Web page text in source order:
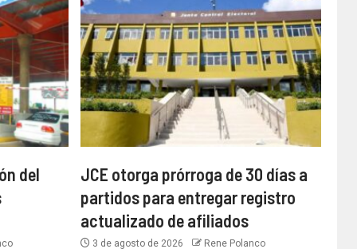
del
JCE otorga prórroga de 30 días a
partidos para entregar registro
actualizado de afiliados
3 de agosto de 2026 Rene Polanco